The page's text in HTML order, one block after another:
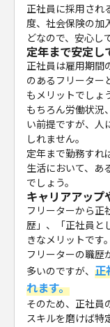
正社員に採用され
度、社会保険の加
どなので、安心し
定年まで安定し
正社員は雇用期間
のあるフリーター
もメリットでしょ
もちろん労働状況
い前提ですが、人
しれません。
定年まで勤務すれ
生活において、あ
でしょう。
キャリアアップ
フリーターから正
歴」、「正社員と
きなメリットです。
フリーターの職歴
多いのですが、正
れます。
そのため、正社員
スキルを磨けば特